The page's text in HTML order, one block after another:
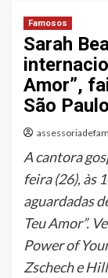
Famosos
Sarah
Amor”,
São Paulo
A cantora
feira (26), às
aguardadas
Teu Amor”.
Power of
Zschech e